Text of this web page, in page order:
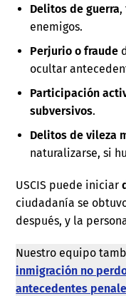
Delitos de guerra,
enemigos.
Perjurio o fraude
ocultar
Participación
subversivos.
Delitos de vileza
naturalizarse, si
USCIS puede iniciar
ciudadanía se
después, y la
Nuestro equipo
inmigración no
antecedentes